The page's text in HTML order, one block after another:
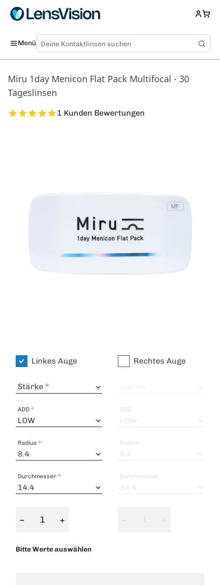
Menü
Miru 1day Menicon Flat Pack Multifocal - 30
Tageslinsen
1 Kunden Bewertungen
Linkes Auge
Stärke
ADD
Radius
Durchmesser
− +
Bitte Werte auswählen
Rechtes Auge
ADD
Radius
Durchmesser